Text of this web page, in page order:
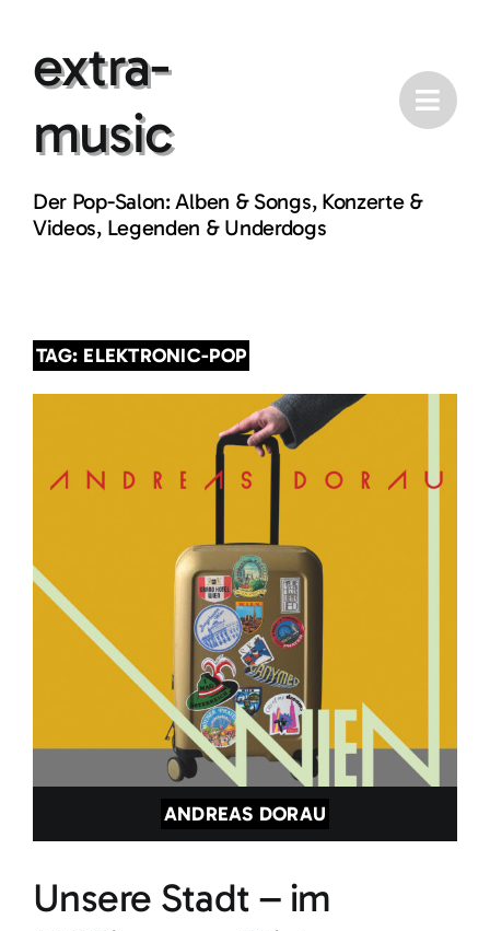
contentextra-
music
Der Pop-Salon: Alben & Songs, Konzerte &
Videos, Legenden & Underdogs
TAG: ELEKTRONIC-POP
ANDREAS DORAU
Unsere Stadt – im